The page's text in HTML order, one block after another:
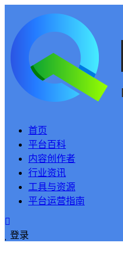
首页
平台百科
内容创作者
行业资讯
工具与资源
平台运营指南
登录